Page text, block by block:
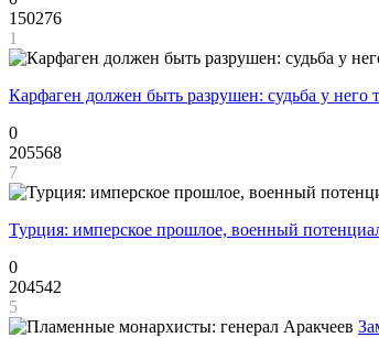
150276
1
Карфаген должен быть разрушен: судьба у него
0
205568
7
Турция: имперское прошлое, военный
0
204542
5